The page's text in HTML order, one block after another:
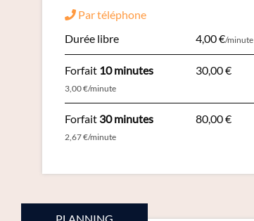
Par téléphone
Durée libre
4,00 €/minute
Forfait 10 minutes
3,00 €/minute
30,00 €
Forfait 30 minutes
2,67 €/minute
80,00 €